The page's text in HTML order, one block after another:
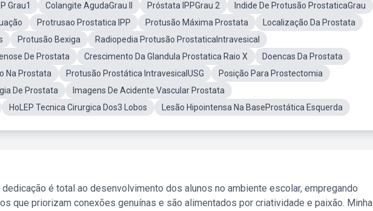
Grau1 Colangite AgudaGrau II Próstata IPPGrau 2
Indide De Protusão ProstaticaGrau
Protrusao Prostatica IPP Protusão Máxima Prostata
Localização Da Prostata
Protusão Bexiga
Radiopedia Protusão ProstaticaIntravesical
De Prostata Crescimento Da Glandula Prostatica Raio X
Doencas Da Prostata
Na Prostata Protusão Prostática IntravesicalUSG
Posição Para Prostectomia
De Prostata
Imagens De Acidente Vascular Prostata
HoLEP Tecnica Cirurgica Dos3 Lobos Lesão Hipointensa Na BaseProstática Esquerda
dedicação é total ao desenvolvimento dos alunos no ambiente escolar, empregando
que priorizam conexões genuínas e são alimentados por criatividade e paixão. Minha